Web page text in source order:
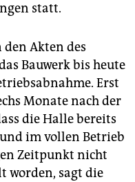
statt.
Akten des
Bauwerk bis heute
Erst
Monate nach der
die Halle bereits
im vollen Betrieb
Zeitpunkt nicht
worden, sagt die